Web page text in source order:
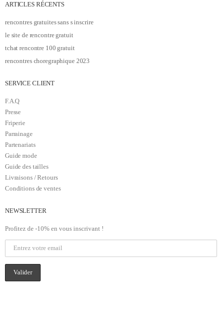
ARTICLES RÉCENTS
rencontres gratuites sans s inscrire
le site de rencontre gratuit
tchat rencontre 100 gratuit
rencontres choregraphique 2023
SERVICE CLIENT
F.A.Q
Presse
Friperie
Parrainage
Partenariats
Guide mode
Guide des tailles
Livraisons / Retours
Conditions de ventes
NEWSLETTER
Profitez de -10% en vous inscrivant !